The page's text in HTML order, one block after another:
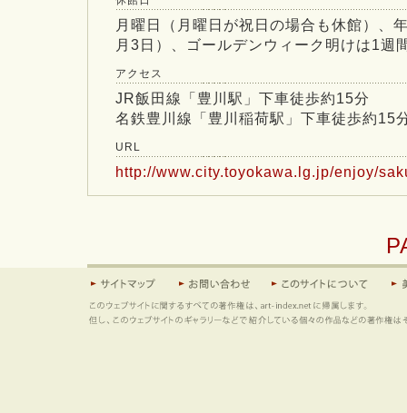
月曜日（月曜日が祝日の場合も休館）、
月3日）、ゴールデンウィーク明けは1週
アクセス
JR飯田線「豊川駅」下車徒歩約15分
名鉄豊川線「豊川稲荷駅」下車徒歩約15
URL
http://www.city.toyokawa.lg.jp/enjoy/